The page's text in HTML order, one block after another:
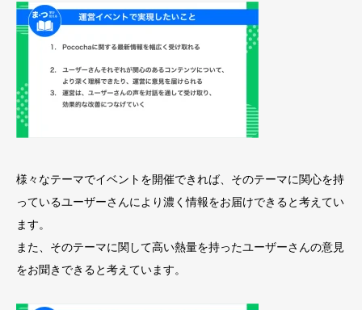
様々なテーマでイベントを開催できれば、そのテーマに関心を持
っているユーザーさんにより濃く情報をお届けできると考えてい
ます。
また、そのテーマに関して高い熱量を持ったユーザーさんの意見
をお聞きできると考えています。